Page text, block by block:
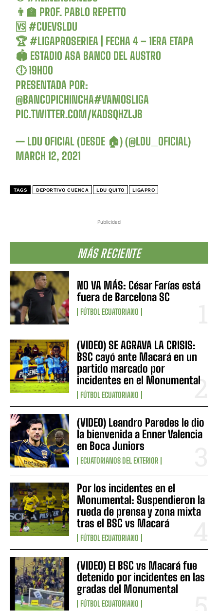
Publicidad
MÁS RECIENTE
NO VA MÁS: César Farías está
fuera de Barcelona SC
FÚTBOL ECUATORIANO
(VIDEO) SE AGRAVA LA CRISIS:
BSC cayó ante Macará en un
partido marcado por
incidentes en el Monumental
FÚTBOL ECUATORIANO
(VIDEO) Leandro Paredes le dio
la bienvenida a Enner Valencia
en Boca Juniors
ECUATORIANOS DEL EXTERIOR
Por los incidentes en el
Monumental: Suspendieron la
rueda de prensa y zona mixta
tras el BSC vs Macará
FÚTBOL ECUATORIANO
(VIDEO) El BSC vs Macará fue
detenido por incidentes en las
gradas del Monumental
FÚTBOL ECUATORIANO
👨‍🏫 PROF. PABLO REPETTO
🆚#CUEVSLDU
🏆#LIGAPROSERIEA | FECHA 4 – 1ERA ETAPA
🏟️ ESTADIO ASA BANCO DEL AUSTRO
🕕 19H00
PRESENTADA POR:
@BANCOPICHINCHA#VAMOSLIGA
PIC.TWITTER.COM/KADSQHZLJB
— LDU OFICIAL (DESDE 🏠) (@LDU_OFICIAL)
MARCH 12, 2021
TAGS DEPORTIVO CUENCA LDU QUITO LIGAPRO